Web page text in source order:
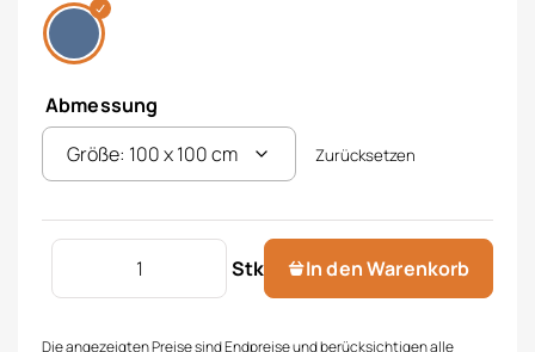
Abmessung
Zurücksetzen
Stk
Mitteldecke "Argento" Menge
In den Warenkorb
Die angezeigten Preise sind Endpreise und berücksichtigen alle